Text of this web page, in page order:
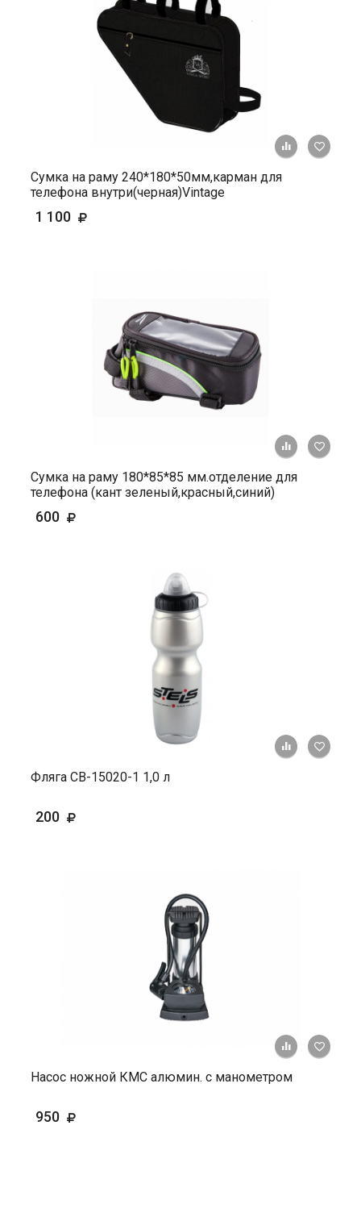
+ К
Сумка на раму 240*180*50мм,карман для
телефона внутри(черная)Vintage
1 100
+ К
Сумка на раму 180*85*85 мм.отделение для
телефона (кант зеленый,красный,синий)
600
+ К
Фляга СВ-15020-1 1,0 л
200
+ К
Насос ножной КМС алюмин. с манометром
950